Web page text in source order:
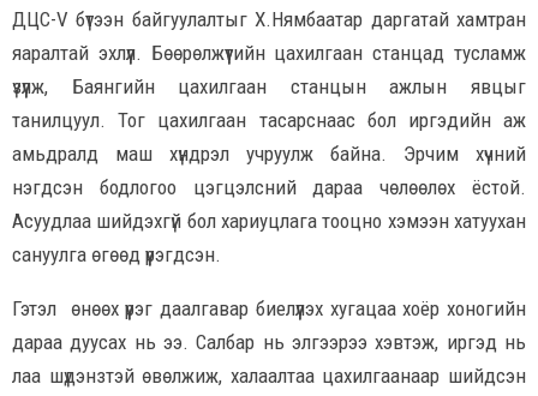
ДЦС-V бүтээн байгуулалтыг Х.Нямбаатар даргатай хамтран
яаралтай эхлүүл. Бөөрөлжүүтийн цахилгаан станцад тусламж
үзүүлж, Баянгийн цахилгаан станцын ажлын явцыг
танилцуул. Тог цахилгаан тасарснаас бол иргэдийн аж
амьдралд маш хүндрэл учруулж байна. Эрчим хүчний
нэгдсэн бодлогоо цэгцэлсний дараа чөлөөлөх ёстой.
Асуудлаа шийдэхгүй бол хариуцлага тооцно хэмээн хатуухан
сануулга өгөөд үүрэгдсэн.
Гэтэл өнөөх үүрэг даалгавар биелүүлэх хугацаа хоёр хоногийн
дараа дуусах нь ээ. Салбар нь элгээрээ хэвтэж, иргэд нь
лаа шүдэнзтэй өвөлжиж, халаалтаа цахилгаанаар шийдсэн